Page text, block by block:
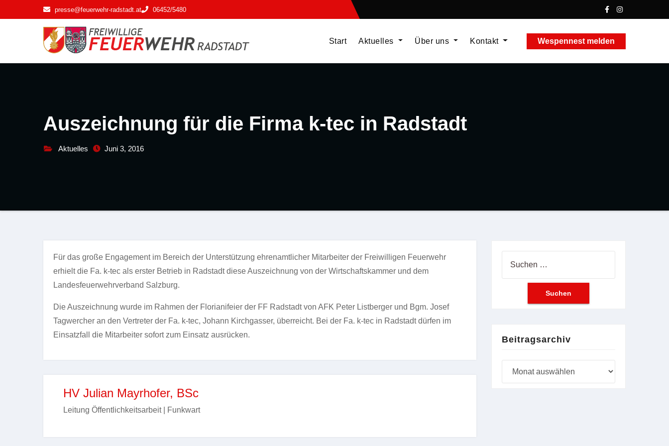
Inhalt
presse@feuerwehr-radstadt.at 06452/5480
Start Aktuelles Über uns Kontakt Wespennest melden
Auszeichnung für die Firma k-tec in Radstadt
Aktuelles Juni 3, 2016
Für das große Engagement im Bereich der Unterstützung ehrenamtlicher Mitarbeiter der Freiwilligen Feuerwehr
erhielt die Fa. k-tec als erster Betrieb in Radstadt diese Auszeichnung von der Wirtschaftskammer und dem
Landesfeuerwehrverband Salzburg.
Die Auszeichnung wurde im Rahmen der Florianifeier der FF Radstadt von AFK Peter Listberger und Bgm. Josef
Tagwercher an den Vertreter der Fa. k-tec, Johann Kirchgasser, überreicht. Bei der Fa. k-tec in Radstadt dürfen im
Einsatzfall die Mitarbeiter sofort zum Einsatz ausrücken.
HV Julian Mayrhofer, BSc
Leitung Öffentlichkeitsarbeit | Funkwart
Beitragsarchiv